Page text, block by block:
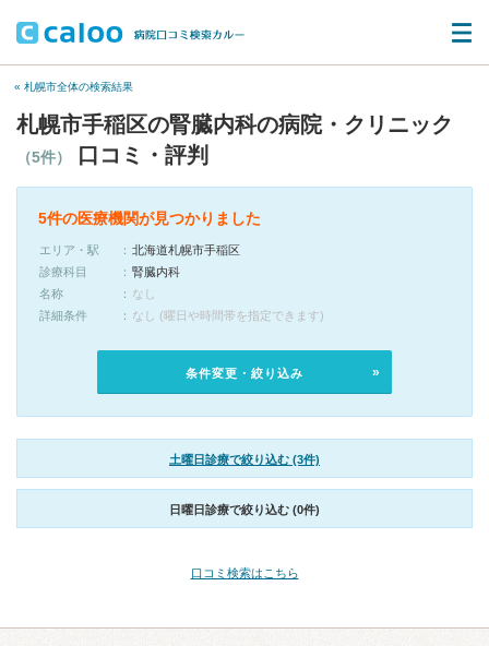
« 札幌市全体の検索結果
札幌市手稲区の腎臓内科の病院・クリニック
（5件） 口コミ・評判
5件の医療機関が見つかりました
エリア・駅
北海道札幌市手稲区
診療科目
腎臓内科
名称
なし
詳細条件
なし (曜日や時間帯を指定できます)
条件変更・絞り込み
土曜日診療で絞り込む (3件)
日曜日診療で絞り込む (0件)
口コミ検索はこちら